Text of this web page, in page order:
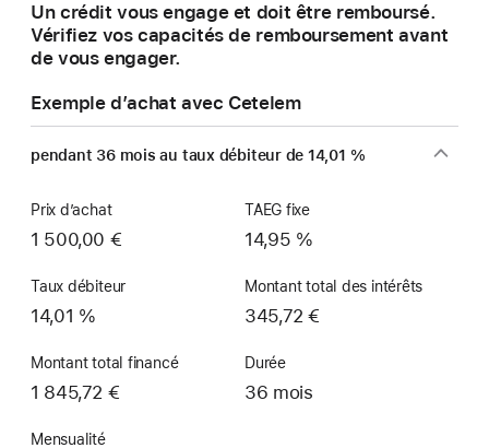
fenêtre)
Un crédit vous engage et doit être remboursé.
Vérifiez vos capacités de remboursement avant
de vous engager.
Exemple d’achat avec Cetelem
pendant 36 mois au taux débiteur de 14,01 %
Prix d’achat
1 500,00 €
TAEG fixe
14,95 %
Taux débiteur
14,01 %
Montant total des intérêts
345,72 €
Montant total financé
1 845,72 €
Durée
36 mois
Mensualité